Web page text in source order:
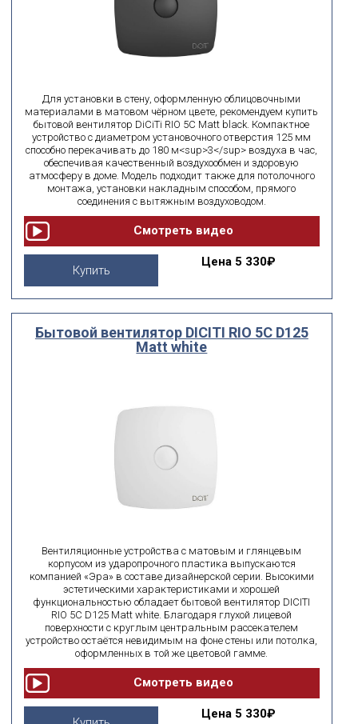
Для установки в стену, оформленную облицовочными
материалами в матовом чёрном цвете, рекомендуем купить
бытовой вентилятор DiCiTi RIO 5C Matt black. Компактное
устройство с диаметром установочного отверстия 125 мм
способно перекачивать до 180 м<sup>3</sup> воздуха в час,
обеспечивая качественный воздухообмен и здоровую
атмосферу в доме. Модель подходит также для потолочного
монтажа, установки накладным способом, прямого
соединения с вытяжным воздуховодом.
Купить
Цена 5 330₽
Бытовой вентилятор DICITI RIO 5C D125
Matt white
Вентиляционные устройства с матовым и глянцевым
корпусом из ударопрочного пластика выпускаются
компанией «Эра» в составе дизайнерской серии. Высокими
эстетическими характеристиками и хорошей
функциональностью обладает бытовой вентилятор DICITI
RIO 5C D125 Matt white. Благодаря глухой лицевой
поверхности с круглым центральным рассекателем
устройство остаётся невидимым на фоне стены или потолка,
оформленных в той же цветовой гамме.
Цена 5 330₽